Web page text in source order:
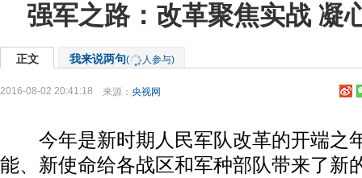
强军之路：改革聚焦实战 凝
正文 我来说两句( 人参与)
2016-08-02 20:41:18 来源： 央视网
今年是新时期人民军队改革的开端之
能、新使命给各战区和军种部队带来了新